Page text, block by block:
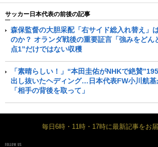
サッカー日本代表の前後の記事
森保監督の大胆采配「右サイド総入れ替え」
のか？ オランダ戦後の重要証言「強みをど
点1”だけではない収穫
「素晴らしい！」“本田圭佑がNHKで絶賛
出し抜いたヘディング…日本代表FW小川航
「相手の背後を取って」
毎日6時・11時・17時に最新記事をお
FOLLOW US